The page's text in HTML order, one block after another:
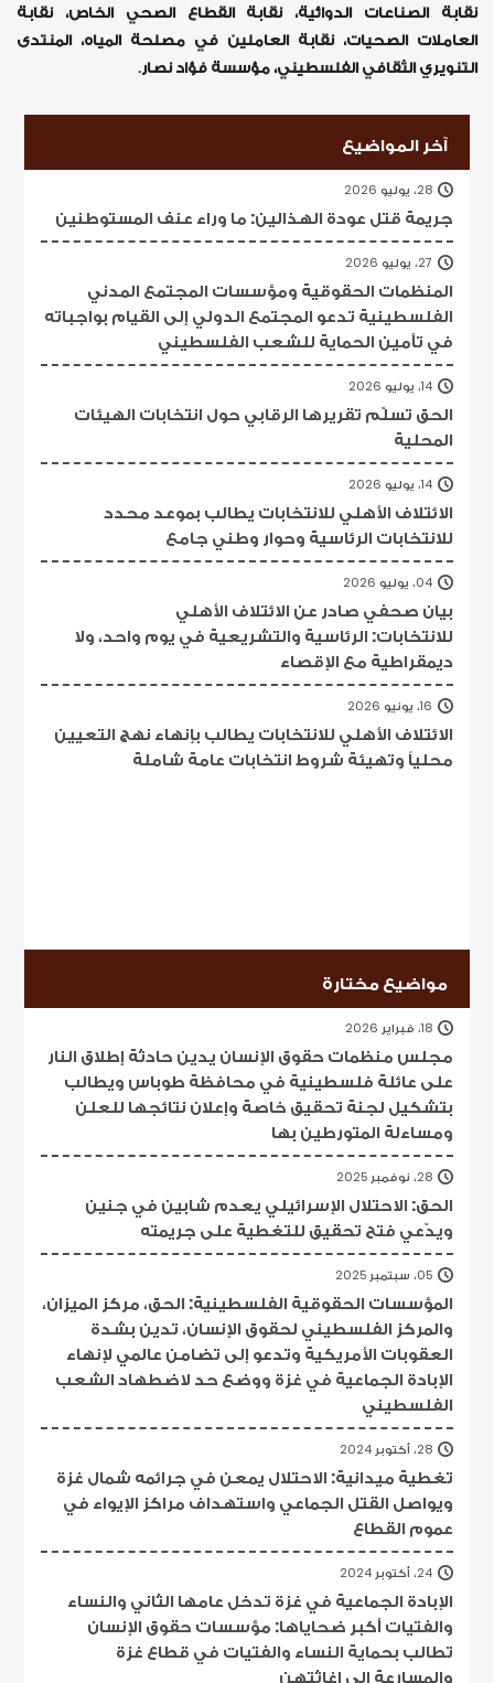
نقابة الصناعات الدوائية، نقابة القطاع الصحي الخاص، نقابة
العاملات الصحيات، نقابة العاملين في مصلحة المياه، المنتدى
التنويري الثقافي الفلسطيني، مؤسسة فؤاد نصار.
آخر المواضيع
28، يوليو 2026
جريمة قتل عودة الهذالين: ما وراء عنف المستوطنين
27، يوليو 2026
المنظمات الحقوقية ومؤسسات المجتمع المدني
الفلسطينية تدعو المجتمع الدولي إلى القيام بواجباته
في تأمين الحماية للشعب الفلسطيني
14، يوليو 2026
الحق تسلّم تقريرها الرقابي حول انتخابات الهيئات
المحلية
14، يوليو 2026
الائتلاف الأهلي للانتخابات يطالب بموعد محدد
للانتخابات الرئاسية وحوار وطني جامع
04، يوليو 2026
بيان صحفي صادر عن الائتلاف الأهلي
للانتخابات: الرئاسية والتشريعية في يوم واحد، ولا
ديمقراطية مع الإقصاء
16، يونيو 2026
الائتلاف الأهلي للانتخابات يطالب بإنهاء نهج التعيين
محلياً وتهيئة شروط انتخابات عامة شاملة
مواضيع مختارة
18، فبراير 2026
مجلس منظمات حقوق الإنسان يدين حادثة إطلاق النار
على عائلة فلسطينية في محافظة طوباس ويطالب
بتشكيل لجنة تحقيق خاصة وإعلان نتائجها للعلن
ومساءلة المتورطين بها
28، نوفمبر 2025
الحق: الاحتلال الإسرائيلي يعدم شابين في جنين
ويدّعي فتح تحقيق للتغطية على جريمته
05، سبتمبر 2025
المؤسسات الحقوقية الفلسطينية: الحق، مركز الميزان،
والمركز الفلسطيني لحقوق الإنسان، تدين بشدة
العقوبات الأمريكية وتدعو إلى تضامن عالمي لإنهاء
الإبادة الجماعية في غزة ووضع حد لاضطهاد الشعب
الفلسطيني
28، أكتوبر 2024
تغطية ميدانية: الاحتلال يمعن في جرائمه شمال غزة
ويواصل القتل الجماعي واستهداف مراكز الإيواء في
عموم القطاع
24، أكتوبر 2024
الإبادة الجماعية في غزة تدخل عامها الثاني والنساء
والفتيات أكبر ضحاياها: مؤسسات حقوق الإنسان
تطالب بحماية النساء والفتيات في قطاع غزة
والمسارعة إلى إغاثتهن